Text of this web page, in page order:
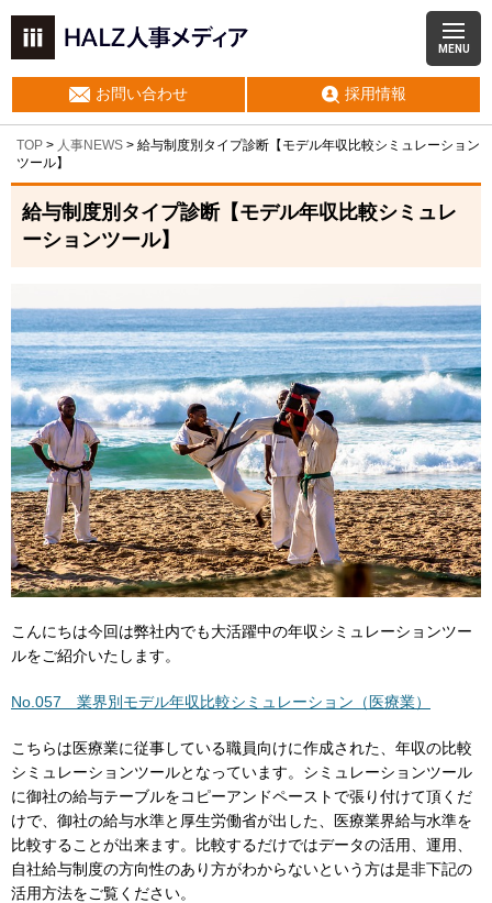
MENU
お問い合わせ 採用情報
TOP > 人事NEWS > 給与制度別タイプ診断【モデル年収比較シミュレーション
ツール】
給与制度別タイプ診断【モデル年収比較シミュレ
ーションツール】
こんにちは今回は弊社内でも大活躍中の年収シミュレーションツー
ルをご紹介いたします。
No.057 業界別モデル年収比較シミュレーション（医療業）
こちらは医療業に従事している職員向けに作成された、年収の比較
シミュレーションツールとなっています。シミュレーションツール
に御社の給与テーブルをコピーアンドペーストで張り付けて頂くだ
けで、御社の給与水準と厚生労働省が出した、医療業界給与水準を
比較することが出来ます。比較するだけではデータの活用、運用、
自社給与制度の方向性のあり方がわからないという方は是非下記の
活用方法をご覧ください。